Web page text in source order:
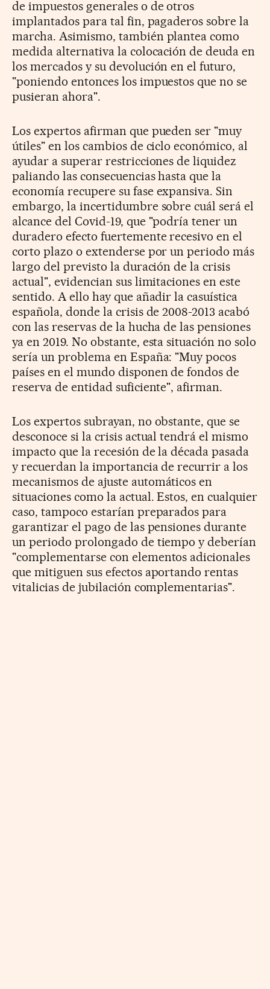
de impuestos generales o de otros
implantados para tal fin, pagaderos sobre la
marcha. Asimismo, también plantea como
medida alternativa la colocación de deuda en
los mercados y su devolución en el futuro,
"poniendo entonces los impuestos que no se
pusieran ahora".
Los expertos afirman que pueden ser "muy
útiles" en los cambios de ciclo económico, al
ayudar a superar restricciones de liquidez
paliando las consecuencias hasta que la
economía recupere su fase expansiva. Sin
embargo, la incertidumbre sobre cuál será el
alcance del Covid-19, que "podría tener un
duradero efecto fuertemente recesivo en el
corto plazo o extenderse por un periodo más
largo del previsto la duración de la crisis
actual", evidencian sus limitaciones en este
sentido. A ello hay que añadir la casuística
española, donde la crisis de 2008-2013 acabó
con las reservas de la hucha de las pensiones
ya en 2019. No obstante, esta situación no solo
sería un problema en España: "Muy pocos
países en el mundo disponen de fondos de
reserva de entidad suficiente", afirman.
Los expertos subrayan, no obstante, que se
desconoce si la crisis actual tendrá el mismo
impacto que la recesión de la década pasada
y recuerdan la importancia de recurrir a los
mecanismos de ajuste automáticos en
situaciones como la actual. Estos, en cualquier
caso, tampoco estarían preparados para
garantizar el pago de las pensiones durante
un periodo prolongado de tiempo y deberían
"complementarse con elementos adicionales
que mitiguen sus efectos aportando rentas
vitalicias de jubilación complementarias".